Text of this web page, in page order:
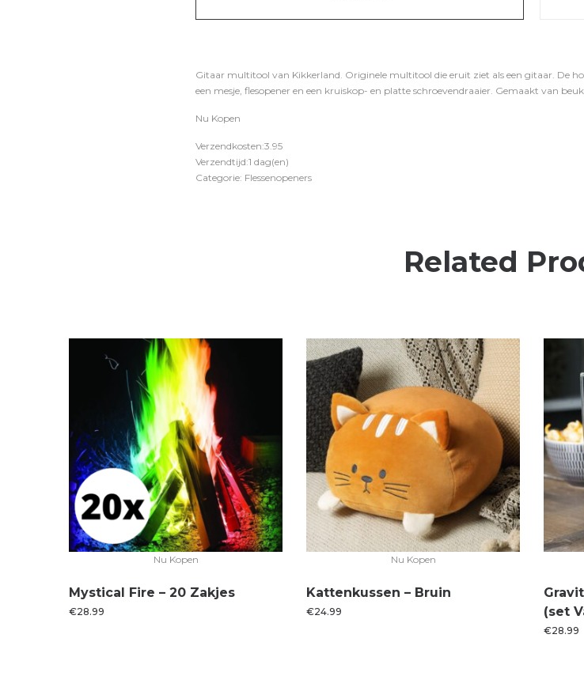
Gitaar multitool van Kikkerland. Originele multitool die eruit ziet als een gitaar. De
een mesje, flesopener en een kruiskop- en platte schroevendraaier. Gemaakt van
Nu Kopen
Verzendkosten:3.95
Verzendtijd:1 dag(en)
Categorie: Flessenopeners
Related
Nu Kopen
Mystical Fire – 20 Zakjes
€28.99
Nu Kopen
Kattenkussen – Bruin
€24.99
(set
€28.99